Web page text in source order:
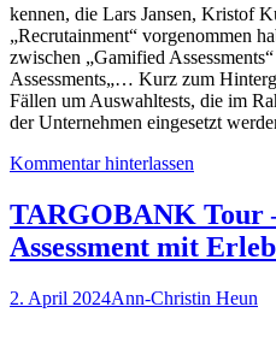
kennen, die Lars Jansen, Kristof
„Recrutainment“ vorgenommen
zwischen „Gamified
Assessments„… Kurz zum
Fällen um Auswahltests, die im
der Unternehmen eingesetzt
Kommentar hinterlassen
TARGOBANK Tour
Assessment mit
2. April 2024Ann-Christin Heun